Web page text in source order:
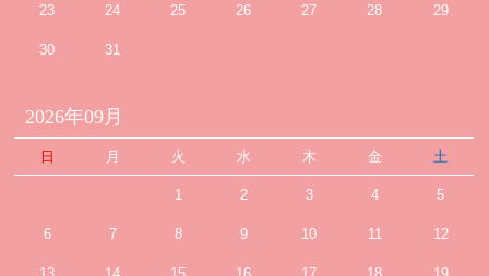
23 24 25 26 27 28 29
30 31
2026年09月
日 月 火 水 木 金 土
1 2 3 4 5
6 7 8 9 10 11 12